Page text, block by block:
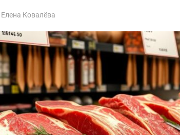
Елена Ковалёва